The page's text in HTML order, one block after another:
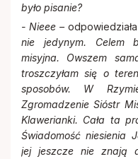
było pisanie?
- Nieee – odpowiedziała
nie jedynym. Celem
misyjna. Owszem
troszczyłam się o
sposobów. W
Zgromadzenie Sióstr
Klawerianki. Cała ta
Świadomość niesienia
jej jeszcze nie znają